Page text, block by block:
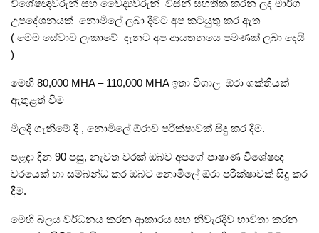
විශේෂඥවරුන් සහ වෛද්‍යවරුන් විසින් සහතික කරන ලද මාර්ග
උපදේශනයක් නොමිලේ ලබා දීමට අප කටයුතු කර ඇත
( මෙම සේවාව ලංකාවේ දැනට අප ආයතනයෙ පමණක් ලබා දෙයි
)
මෙහි 80,000 MHA – 110,000 MHA ඉතා විශාල ඕරා ශක්තියක්
ඇතුළත් වීම
මිලදී ගැනීමේ දී , නොමිලේ ඕරාව පරීක්ෂාවක් සිදු කර දීම.
පළඳා දින 90 පසු, නැවත වරක් ඔබව අපගේ පාෂාණ විශේෂඥ
වරයෙක් හා සම්බන්ධ කර ඔබට නොමිලේ ඕරා පරීක්ෂාවක් සිදු කර
දීම.
මෙහි බලය වර්ධනය කරන ආකාරය සහ නිවැරදිව භාවිතා කරන